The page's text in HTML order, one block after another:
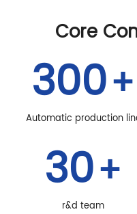
Core
300+
Automatic production
30+
r&d team